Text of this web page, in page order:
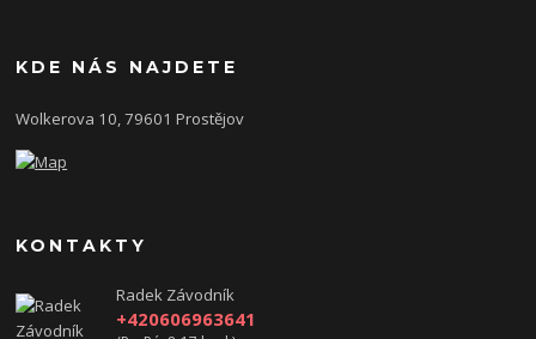
KDE NÁS NAJDETE
Wolkerova 10, 79601 Prostějov
KONTAKTY
Radek Závodník
+420606963641